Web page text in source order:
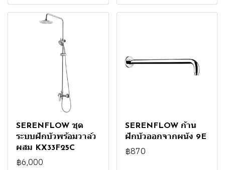
SERENFLOW ชุด
ระบบฝักบัวพร้อมวาล์ว
ผสม KX33F25C
฿6,000
SERENFLOW ก้าน
ฝักบัวออกจากผนัง 9E
฿870